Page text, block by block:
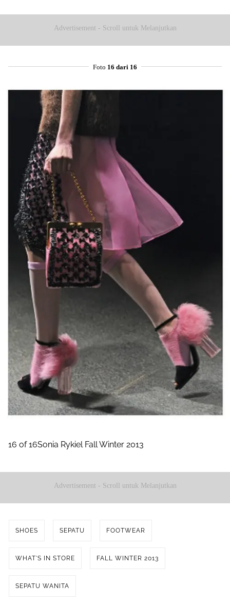
Advertisement - Scroll untuk Melanjutkan
Foto 16 dari 16
16 of 16Sonia Rykiel Fall Winter 2013
Advertisement - Scroll untuk Melanjutkan
SHOES SEPATU FOOTWEAR
WHAT'S IN STORE FALL WINTER 2013
SEPATU WANITA